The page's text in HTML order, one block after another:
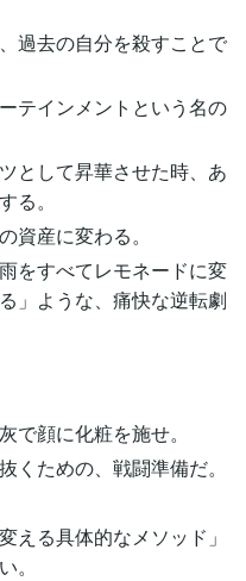
過去の自分を殺すことで
テインメントという名の
として昇華させた時、あ
る。
資産に変わる。
をすべてレモネードに変
」ような、痛快な逆転劇
で顔に化粧を施せ。
くための、戦闘準備だ。
える具体的なメソッド」
。